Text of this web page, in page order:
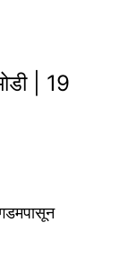
| 19